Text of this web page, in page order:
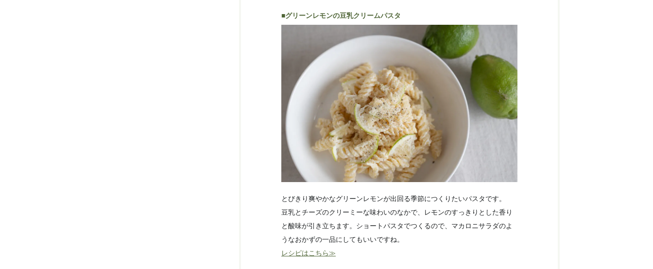
■グリーンレモンの豆乳クリームパスタ
とびきり爽やかなグリーンレモンが出回る季節につくりたいパスタです。
豆乳とチーズのクリーミーな味わいのなかで、レモンのすっきりとした香り
と酸味が引き立ちます。ショートパスタでつくるので、マカロニサラダのよ
うなおかずの一品にしてもいいですね。
レシピはこちら≫